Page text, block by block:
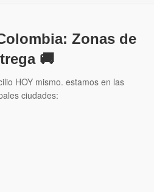
Zonas de
🚚
HOY mismo. estamos en las
ciudades: